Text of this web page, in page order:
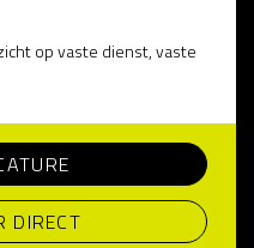
op vaste dienst, vaste
DIRECT